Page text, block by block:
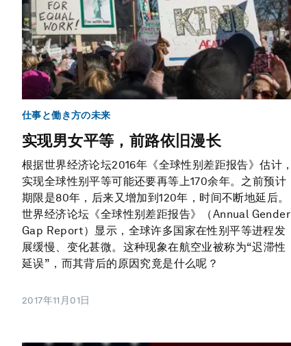
仕事と働き方の未来
实现男女平等，前路依旧漫长
根据世界经济论坛2016年《全球性别差距报告》估计，
实现全球性别平等可能还要再等上170余年。之前预计
期限是80年，后来又增加到120年，时间不断地延后。
世界经济论坛《全球性别差距报告》（Annual Gender
Gap Report）显示，全球许多国家在性别平等进程发
展缓慢、变化甚微。这种现象在航空业被称为“迟滞性
延误”，而其背后的原因究竟是什么呢？
2017年11月01日